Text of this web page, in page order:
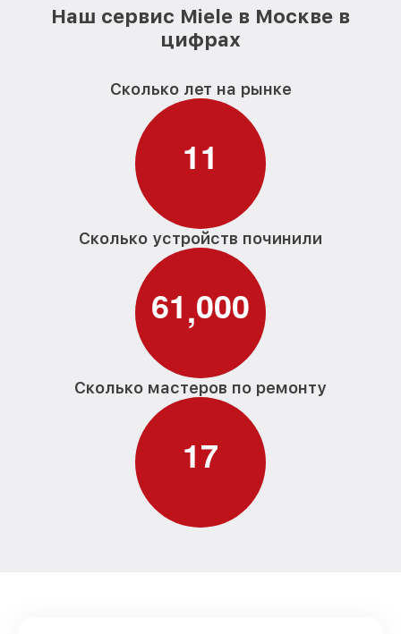
Наш сервис Miele в Москве в
цифрах
Сколько лет на рынке
11
Сколько устройств починили
61,000
Сколько мастеров по ремонту
17